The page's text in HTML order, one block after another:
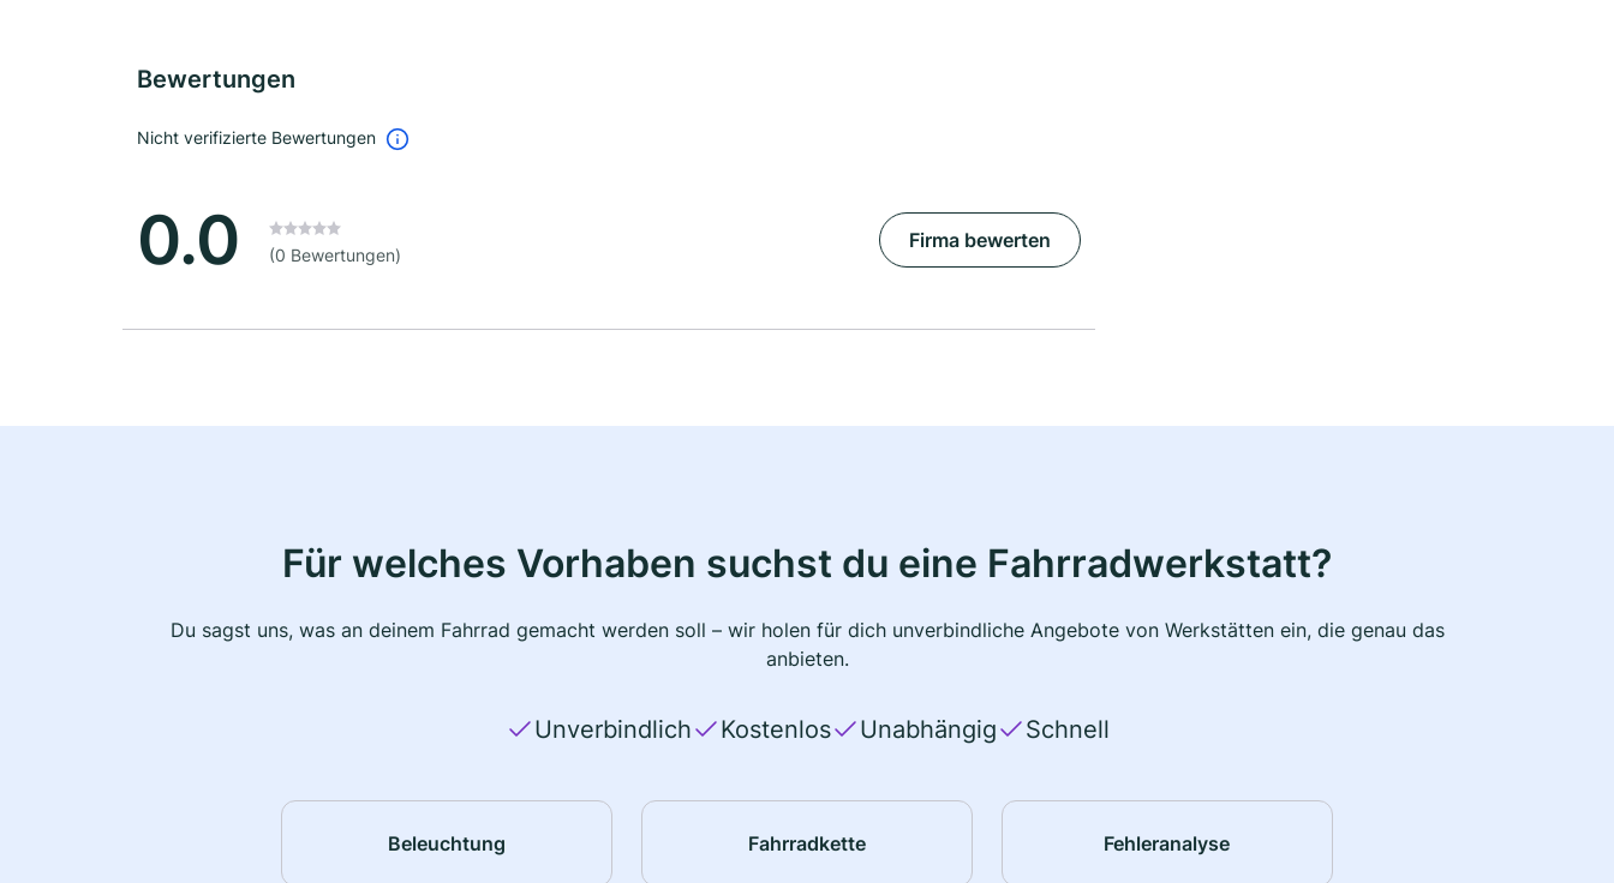
Bewertungen
Nicht verifizierte Bewertungen
0.0 (0 Bewertungen)
Firma bewerten
Für welches Vorhaben suchst du eine Fahrradwerkstatt?
Du sagst uns, was an deinem Fahrrad gemacht werden soll – wir holen für dich unverbindliche Angebote von Werkstätten ein, die genau das
anbieten.
Unverbindlich Kostenlos Unabhängig Schnell
Beleuchtung Fahrradkette Fehleranalyse